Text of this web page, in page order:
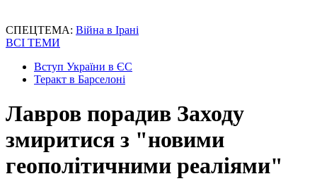
СПЕЦТЕМА: Війна в Ірані
ВСІ ТЕМИ
Вступ України в ЄС
Теракт в Барселоні
Лавров порадив Заходу
змиритися з "новими
геополітичними реаліями"